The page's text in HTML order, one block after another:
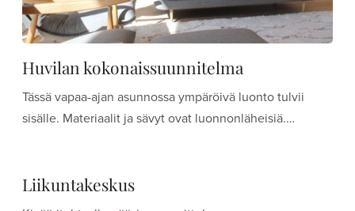
Huvilan kokonaissuunnitelma
Tässä vapaa-ajan asunnossa ympäröivä luonto tulvii
sisälle. Materiaalit ja sävyt ovat luonnonläheisiä.…
Liikuntakeskus